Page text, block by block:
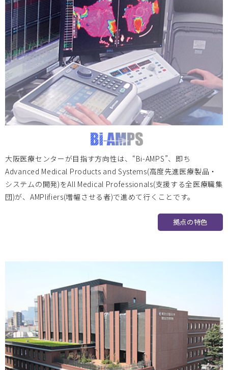
大分大学 2023.08.03
2023/9/7 令和５年度医療機器開発ビジネススクール開催
のお知らせ
お知らせ 2023.05.15
2023/4/19～21開催の Medtech Japan 2023 和（やわら
ぎ）ブースに多数の方がお立ち寄りくださり、誠にありがと
神戸大学 2023.03.17
2023/4/8 神戸大学大学院医学研究科医療創成工学専攻設置
2023/3/17 第7期MDP育成プログラムエントリーコースⅠ
研修生募集のお知らせ
広島大学 2023.02.07
大阪医療センターが目指す方向性は、“Bi-AMPS”、即ち
Advanced Medical Products and Systems(高度先進医療製品・
システムの開発)をAll Medical Professionals(支援する全医療職集
団)が、AMPlifiers(増幅させる者)で進めて行くことです。
拠点の特色